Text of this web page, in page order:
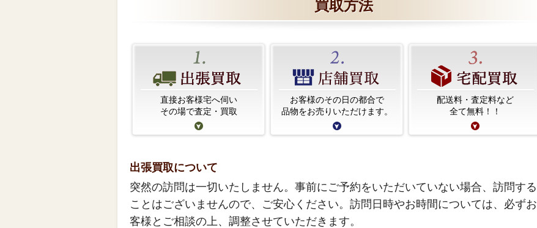
買取方法
直接お客様宅へ伺い
その場で査定・買取
お客様のその日の都合で
品物をお売りいただけます。
配送料・査定料など
全て無料！！
出張買取について
突然の訪問は一切いたしません。事前にご予約をいただいていない場合、訪問する
ことはございませんので、ご安心ください。訪問日時やお時間については、必ずお
客様とご相談の上、調整させていただきます。